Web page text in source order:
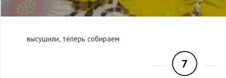
высушили, теперь собираем
7